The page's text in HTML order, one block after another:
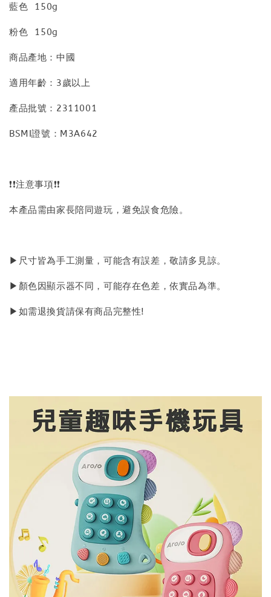
藍色 150g
粉色 150g
商品產地：中國
適用年齡：3歲以上
產品批號：2311001
BSMI證號：M3A642
❗❗注意事項❗❗
本產品需由家長陪同遊玩，避免誤食危險。
▶尺寸皆為手工測量，可能含有誤差，敬請多見諒。
▶顏色因顯示器不同，可能存在色差，依實品為準。
▶如需退換貨請保有商品完整性!